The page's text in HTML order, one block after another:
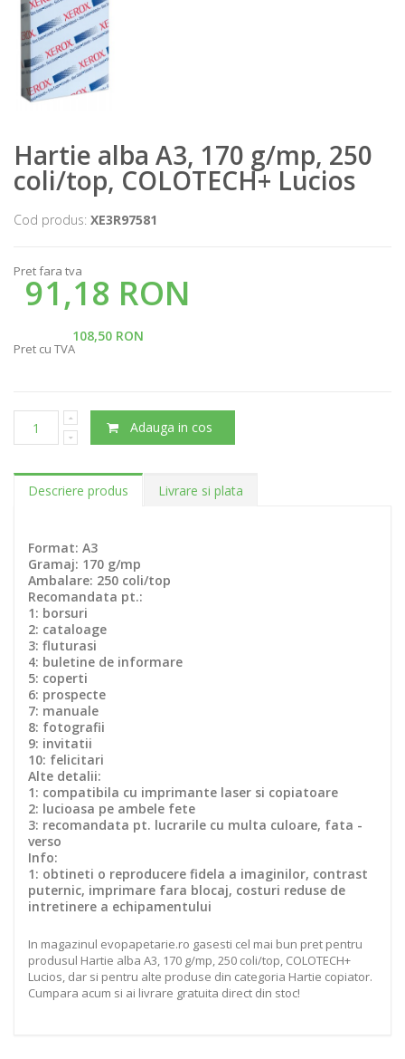
Hartie alba A3, 170 g/mp, 250
coli/top, COLOTECH+ Lucios
Cod produs: XE3R97581
Pret fara tva
91,18 RON
108,50 RON
Pret cu TVA
Adauga in cos
Descriere produs Livrare si plata
Format: A3
Gramaj: 170 g/mp
Ambalare: 250 coli/top
Recomandata pt.:
1: borsuri
2: cataloage
3: fluturasi
4: buletine de informare
5: coperti
6: prospecte
7: manuale
8: fotografii
9: invitatii
10: felicitari
Alte detalii:
1: compatibila cu imprimante laser si copiatoare
2: lucioasa pe ambele fete
3: recomandata pt. lucrarile cu multa culoare, fata -
verso
Info:
1: obtineti o reproducere fidela a imaginilor, contrast
puternic, imprimare fara blocaj, costuri reduse de
intretinere a echipamentului
In magazinul evopapetarie.ro gasesti cel mai bun pret pentru
produsul Hartie alba A3, 170 g/mp, 250 coli/top, COLOTECH+
Lucios, dar si pentru alte produse din categoria Hartie copiator.
Cumpara acum si ai livrare gratuita direct din stoc!